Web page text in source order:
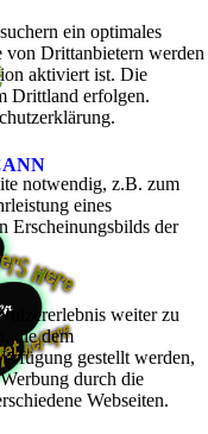
ein optimales
von Drittanbietern werden
aktiviert ist. Die
Drittland erfolgen.
notwendig, z.B. zum
eines
Erscheinungsbilds der
weiter zu
die dem
gestellt werden,
durch die
Webseiten.